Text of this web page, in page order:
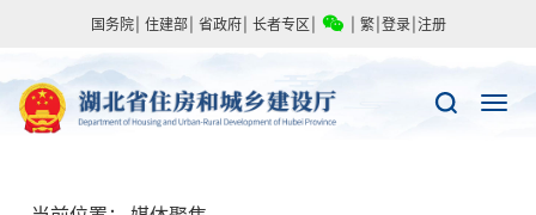
国务院 住建部 省政府 长者专区 繁 登录 注册